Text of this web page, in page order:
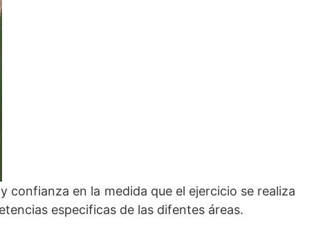
en la medida que el ejercicio se realiza
especificas de las difentes áreas.